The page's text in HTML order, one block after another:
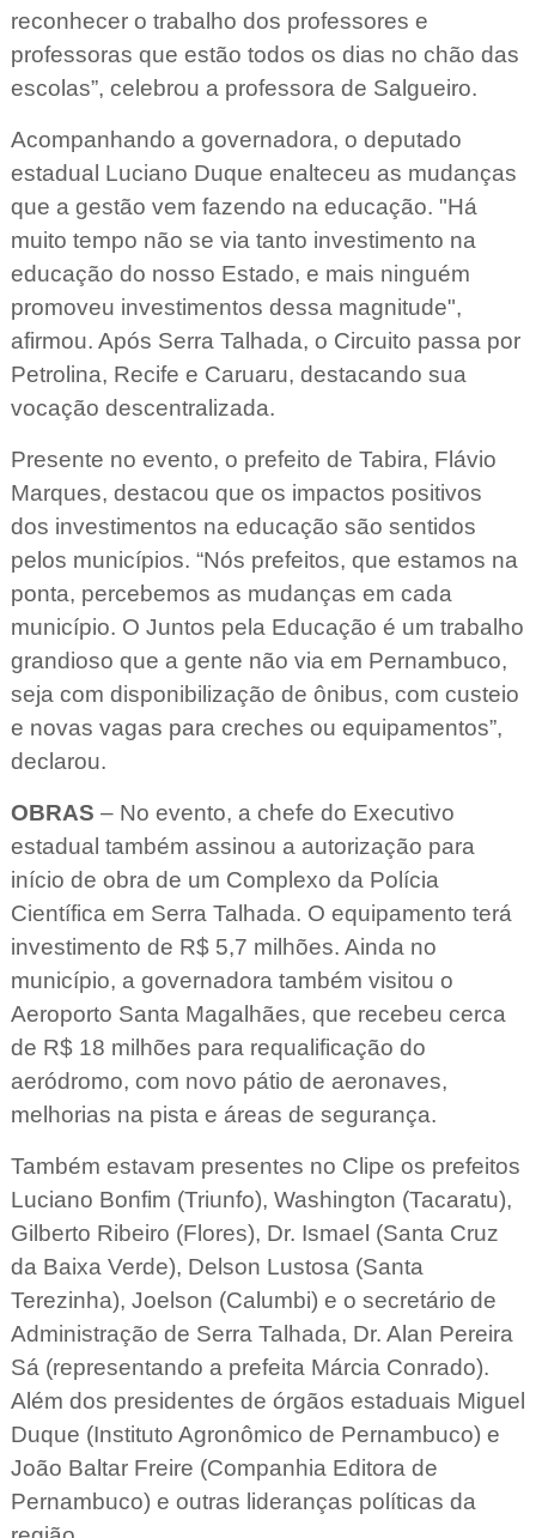
reconhecer o trabalho dos professores e
professoras que estão todos os dias no chão das
escolas”, celebrou a professora de Salgueiro.
Acompanhando a governadora, o deputado
estadual Luciano Duque enalteceu as mudanças
que a gestão vem fazendo na educação. "Há
muito tempo não se via tanto investimento na
educação do nosso Estado, e mais ninguém
promoveu investimentos dessa magnitude",
afirmou. Após Serra Talhada, o Circuito passa por
Petrolina, Recife e Caruaru, destacando sua
vocação descentralizada.
Presente no evento, o prefeito de Tabira, Flávio
Marques, destacou que os impactos positivos
dos investimentos na educação são sentidos
pelos municípios. “Nós prefeitos, que estamos na
ponta, percebemos as mudanças em cada
município. O Juntos pela Educação é um trabalho
grandioso que a gente não via em Pernambuco,
seja com disponibilização de ônibus, com custeio
e novas vagas para creches ou equipamentos”,
declarou.
OBRAS – No evento, a chefe do Executivo
estadual também assinou a autorização para
início de obra de um Complexo da Polícia
Científica em Serra Talhada. O equipamento terá
investimento de R$ 5,7 milhões. Ainda no
município, a governadora também visitou o
Aeroporto Santa Magalhães, que recebeu cerca
de R$ 18 milhões para requalificação do
aeródromo, com novo pátio de aeronaves,
melhorias na pista e áreas de segurança.
Também estavam presentes no Clipe os prefeitos
Luciano Bonfim (Triunfo), Washington (Tacaratu),
Gilberto Ribeiro (Flores), Dr. Ismael (Santa Cruz
da Baixa Verde), Delson Lustosa (Santa
Terezinha), Joelson (Calumbi) e o secretário de
Administração de Serra Talhada, Dr. Alan Pereira
Sá (representando a prefeita Márcia Conrado).
Além dos presidentes de órgãos estaduais Miguel
Duque (Instituto Agronômico de Pernambuco) e
João Baltar Freire (Companhia Editora de
Pernambuco) e outras lideranças políticas da